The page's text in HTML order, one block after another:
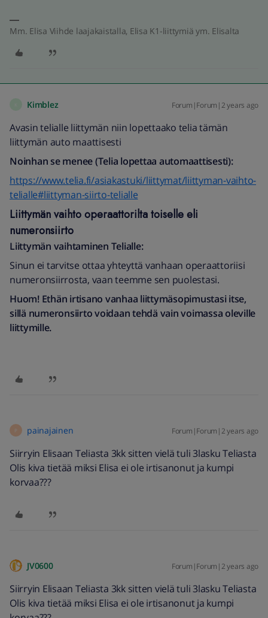
Mm. Elisa Viihde laajakaistalla, Elisa K1-liittymiä ym. Elisalta
Kimblez Forum|Forum|2 years ago
Avasin telialle liittymän niin lopettaako telia tämän
liittymän auto maattisesti
Noinhan se menee (Telia lopettaa automaattisesti):
https://www.telia.fi/asiakastuki/liittymat/liittyman-vaihto-
telialle#liittyman-siirto-telialle
Liittymän vaihto operaattorilta toiselle eli
numeronsiirto
Liittymän vaihtaminen Telialle:
Sinun ei tarvitse ottaa yhteyttä vanhaan operaattoriisi
numeronsiirrosta, vaan teemme sen puolestasi.
Huom! Ethän irtisano vanhaa liittymäsopimustasi itse,
sillä numeronsiirto voidaan tehdä vain voimassa oleville
liittymille.
P painajainen Forum|Forum|2 years ago
Siirryin Elisaan Teliasta 3kk sitten vielä tuli 3lasku Teliasta
Olis kiva tietää miksi Elisa ei ole irtisanonut ja kumpi
korvaa???
JV0600 Forum|Forum|2 years ago
Siirryin Elisaan Teliasta 3kk sitten vielä tuli 3lasku Teliasta
Olis kiva tietää miksi Elisa ei ole irtisanonut ja kumpi